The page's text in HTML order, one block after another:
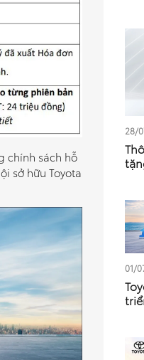
chính sách hỗ
sở hữu Toyota
28/
01/